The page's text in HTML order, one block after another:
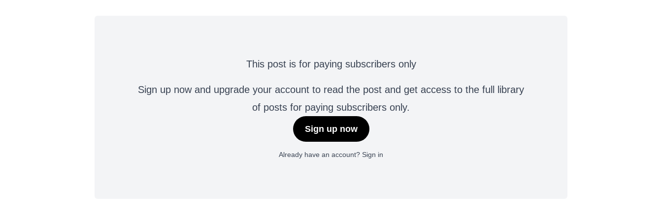
This post is for paying subscribers only
Sign up now and upgrade your account to read the post and get access to the full library
of posts for paying subscribers only.
Sign up now
Already have an account? Sign in